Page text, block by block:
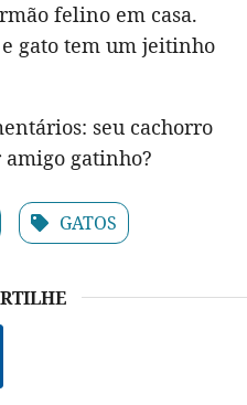
felino em casa.
gato tem um jeitinho
seu cachorro
gatinho?
GATOS